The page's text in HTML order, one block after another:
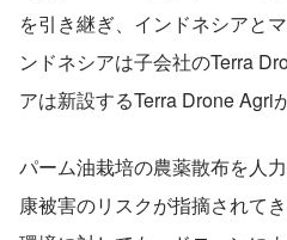
を引き継ぎ、インドネシアと
ンドネシアは子会社のTerra
アは新設するTerra Drone Agri
パーム油栽培の農薬散布を人
康被害のリスクが指摘されて